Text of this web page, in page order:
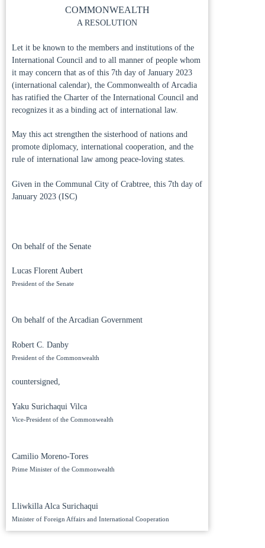
COMMONWEALTH
A RESOLUTION
Let it be known to the members and institutions of the
International Council and to all manner of people whom
it may concern that as of this 7th day of January 2023
(international calendar), the Commonwealth of Arcadia
has ratified the Charter of the International Council and
recognizes it as a binding act of international law.
May this act strengthen the sisterhood of nations and
promote diplomacy, international cooperation, and the
rule of international law among peace-loving states.
Given in the Communal City of Crabtree, this 7th day of
January 2023 (ISC)
On behalf of the Senate
Lucas Florent Aubert
President of the Senate
On behalf of the Arcadian Government
Robert C. Danby
President of the Commonwealth
countersigned,
Yaku Surichaqui Vilca
Vice-President of the Commonwealth
Camilio Moreno-Tores
Prime Minister of the Commonwealth
Lliwkilla Alca Surichaqui
Minister of Foreign Affairs and International Cooperation